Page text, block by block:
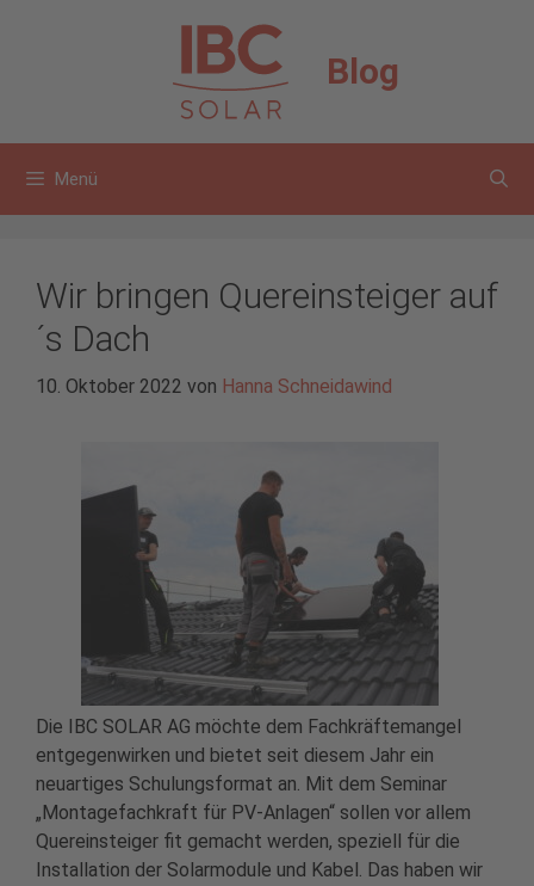
Blog
Menü
Wir bringen Quereinsteiger auf
´s Dach
10. Oktober 2022 von Hanna Schneidawind
Die IBC SOLAR AG möchte dem Fachkräftemangel
entgegenwirken und bietet seit diesem Jahr ein
neuartiges Schulungsformat an. Mit dem Seminar
„Montagefachkraft für PV-Anlagen“ sollen vor allem
Quereinsteiger fit gemacht werden, speziell für die
Installation der Solarmodule und Kabel. Das haben wir